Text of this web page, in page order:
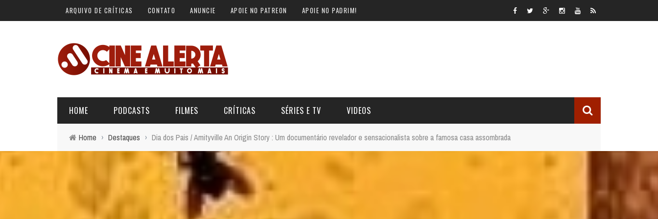
ARQUIVO DE CRÍTICAS CONTATO ANUNCIE APOIE NO PATREON APOIE NO PADRIM!
HOME PODCASTS FILMES CRÍTICAS SÉRIES E TV VIDEOS
Home › Destaques › Dia dos Pais / Amityville An Origin Story : Um documentário revelador e sensacionalista sobre a famosa casa assombrada